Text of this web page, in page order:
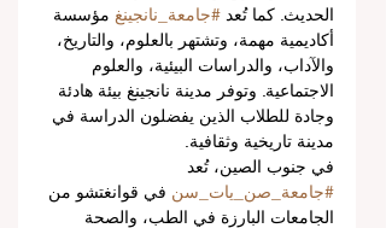
الحديث. كما تُعد #جامعة_نانجينغ مؤسسة
أكاديمية مهمة، وتشتهر بالعلوم، والتاريخ،
والآداب، والدراسات البيئية، والعلوم
الاجتماعية. وتوفر مدينة نانجينغ بيئة هادئة
وجادة للطلاب الذين يفضلون الدراسة في
مدينة تاريخية وثقافية.
في جنوب الصين، تُعد
#جامعة_صن_يات_سن في قوانغتشو من
الجامعات البارزة في الطب، والصحة